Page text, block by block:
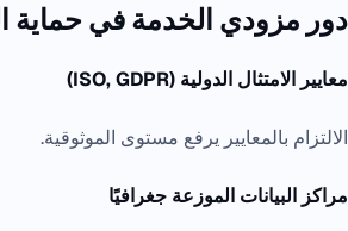
دور مزودي الخدمة في حماية
معايير الامتثال الدولية (ISO, GDPR)
الالتزام بالمعايير يرفع مستوى الموثوقية.
مراكز البيانات الموزعة جغرافيًا